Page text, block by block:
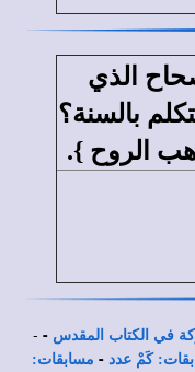
الذي
بالسنة؟
الروح }.
- في الكتاب المقدس -
كَمْ عدد - مسابقات: